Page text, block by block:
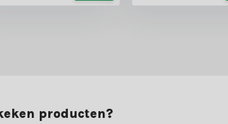
producten?